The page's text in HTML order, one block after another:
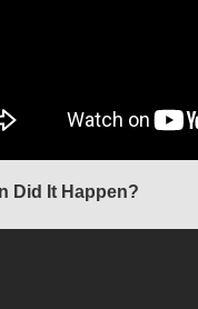
Did It Happen?